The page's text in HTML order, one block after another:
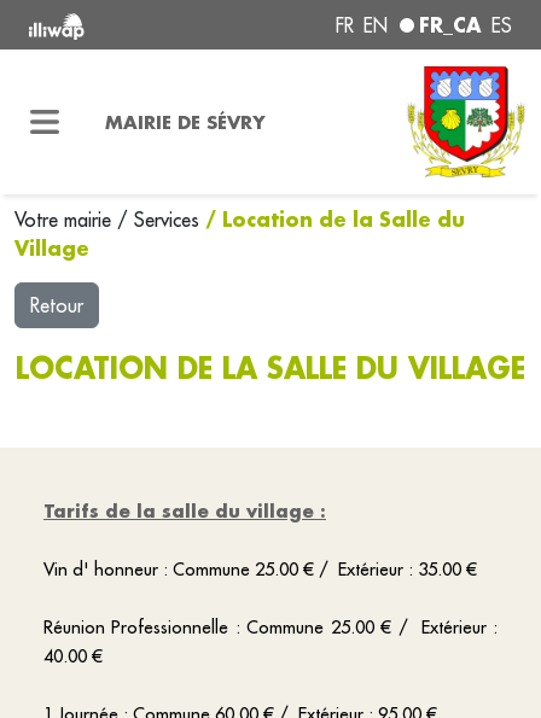
FR EN FR_CA ES
MAIRIE DE SÉVRY
Votre mairie / Services / Location de la Salle du
Village
Retour
LOCATION DE LA SALLE DU VILLAGE
Tarifs de la salle du village :
Vin d' honneur : Commune 25.00 € / Extérieur : 35.00 €
Réunion Professionnelle : Commune 25.00 € / Extérieur :
40.00 €